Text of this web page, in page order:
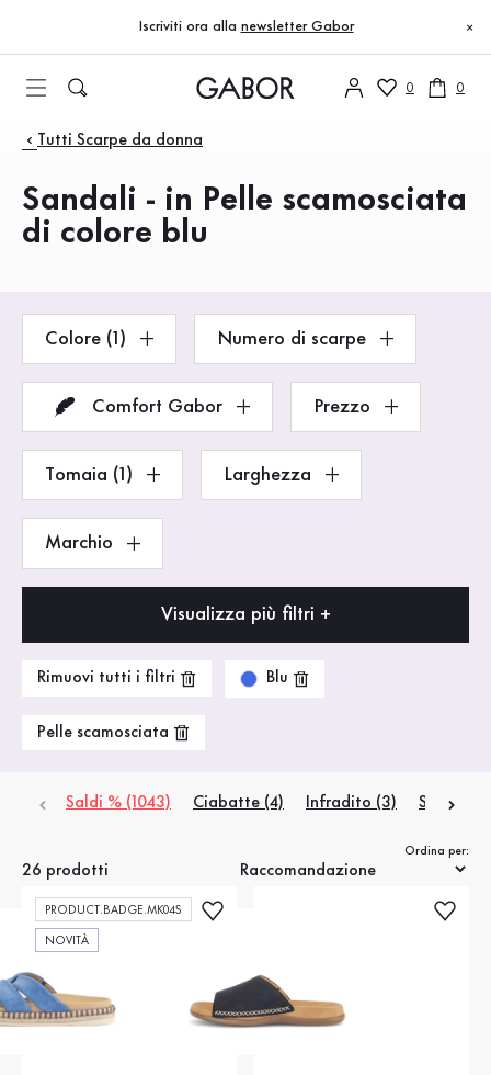
Vai al contenuto principale
Vai alla navigazione principale
Iscriviti ora alla newsletter Gabor ×
0 0
Prodotti
Tutti Scarpe da donna
Sandali - in Pelle scamosciata
di colore blu
Colore (1) Numero di scarpe
Comfort Gabor Prezzo
Tomaia (1) Larghezza
Marchio
Visualizza più filtri +
Rimuovi tutti i filtri Blu
Pelle scamosciata
Saldi % (1043) Ciabatte (4) Infradito (3) Sandali
26 prodotti
Ordina per:
PRODUCT.BADGE.MK04S
NOVITÀ